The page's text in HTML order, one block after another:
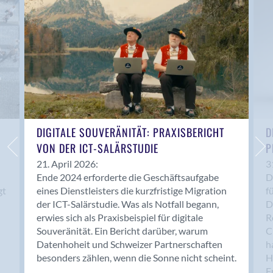
Anwil
Appenzell
Au SG
Baar
Baden
Balsthal
Balzers
Basel
Bassersdorf
Belp
Bendern
Benken (SG)
Bergdietikon
Berlin
Bern
Bern - Liebefeld
DIGITALE SOUVERÄNITÄT: PRAXISBERICHT
VON DER ICT-SALÄRSTUDIE
21. April 2026:
Ende 2024 erforderte die Geschäftsaufgabe
eines Dienstleisters die kurzfristige Migration
der ICT-Salärstudie. Was als Notfall begann,
erwies sich als Praxisbeispiel für digitale
Souveränität. Ein Bericht darüber, warum
Datenhoheit und Schweizer Partnerschaften
besonders zählen, wenn die Sonne nicht scheint.